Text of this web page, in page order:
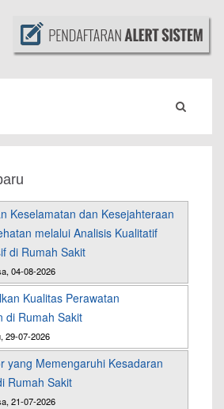
Keselamatan dan Kesejahteraan
melalui Analisis Kualitatif
di Rumah Sakit
04-08-2026
Kualitas Perawatan
di Rumah Sakit
29-07-2026
yang Memengaruhi Kesadaran
Rumah Sakit
21-07-2026